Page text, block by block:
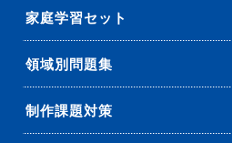
家庭学習セット
領域別問題集
制作課題対策